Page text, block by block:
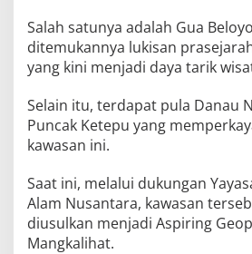
Salah satunya adalah Gua
ditemukannya lukisan
yang kini menjadi daya tarik
Selain itu, terdapat pula Danau
Puncak Ketepu yang
kawasan ini.
Saat ini, melalui dukungan
Alam Nusantara, kawasan
diusulkan menjadi Aspiring
Mangkalihat.